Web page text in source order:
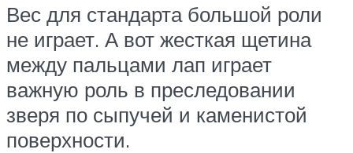
Вес для стандарта большой роли
не играет. А вот жесткая щетина
между пальцами лап играет
важную роль в преследовании
зверя по сыпучей и каменистой
поверхности.